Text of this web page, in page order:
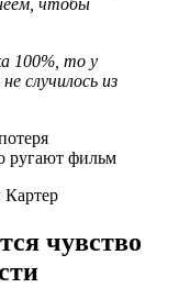
чтобы
100%, то у
случилось из
чувство